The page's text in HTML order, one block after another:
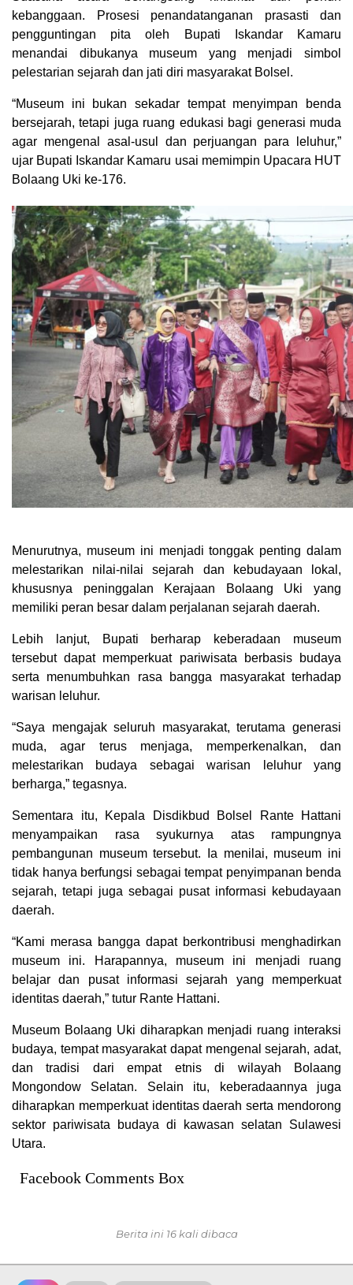
kebanggaan. Prosesi penandatanganan prasasti dan
pengguntingan pita oleh Bupati Iskandar Kamaru
menandai dibukanya museum yang menjadi simbol
pelestarian sejarah dan jati diri masyarakat Bolsel.
“Museum ini bukan sekadar tempat menyimpan benda
bersejarah, tetapi juga ruang edukasi bagi generasi muda
agar mengenal asal-usul dan perjuangan para leluhur,”
ujar Bupati Iskandar Kamaru usai memimpin Upacara HUT
Bolaang Uki ke-176.
Menurutnya, museum ini menjadi tonggak penting dalam
melestarikan nilai-nilai sejarah dan kebudayaan lokal,
khususnya peninggalan Kerajaan Bolaang Uki yang
memiliki peran besar dalam perjalanan sejarah daerah.
Lebih lanjut, Bupati berharap keberadaan museum
tersebut dapat memperkuat pariwisata berbasis budaya
serta menumbuhkan rasa bangga masyarakat terhadap
warisan leluhur.
“Saya mengajak seluruh masyarakat, terutama generasi
muda, agar terus menjaga, memperkenalkan, dan
melestarikan budaya sebagai warisan leluhur yang
berharga,” tegasnya.
Sementara itu, Kepala Disdikbud Bolsel Rante Hattani
menyampaikan rasa syukurnya atas rampungnya
pembangunan museum tersebut. Ia menilai, museum ini
tidak hanya berfungsi sebagai tempat penyimpanan benda
sejarah, tetapi juga sebagai pusat informasi kebudayaan
daerah.
“Kami merasa bangga dapat berkontribusi menghadirkan
museum ini. Harapannya, museum ini menjadi ruang
belajar dan pusat informasi sejarah yang memperkuat
identitas daerah,” tutur Rante Hattani.
Museum Bolaang Uki diharapkan menjadi ruang interaksi
budaya, tempat masyarakat dapat mengenal sejarah, adat,
dan tradisi dari empat etnis di wilayah Bolaang
Mongondow Selatan. Selain itu, keberadaannya juga
diharapkan memperkuat identitas daerah serta mendorong
sektor pariwisata budaya di kawasan selatan Sulawesi
Utara.
Facebook Comments Box
Berita ini 16 kali dibaca